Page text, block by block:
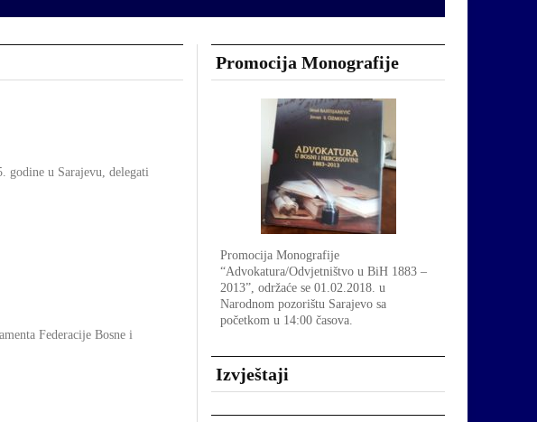
godine u Sarajevu, delegati
Federacije Bosne i
Promocija Monografije
Promocija Monografije
“Advokatura/Odvjetništvo u BiH 1883 –
2013”, održaće se 01.02.2018. u
Narodnom pozorištu Sarajevo sa
početkom u 14:00 časova.
Izvještaji